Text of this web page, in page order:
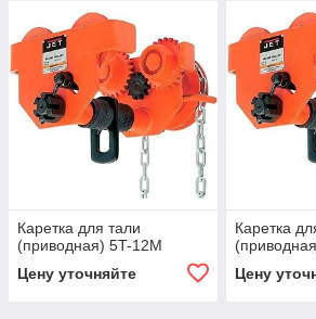
Каретка для тали
(приводная) 5T-12М
Цену уточняйте
Каретка
Цену